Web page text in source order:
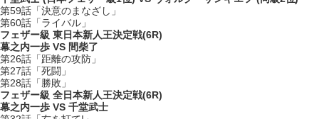
第59話「決意のまなざし」
第60話「ライバル」
フェザー級 東日本新人王決定戦(6R)
幕之内一歩 VS 間柴了
第26話「距離の攻防」
第27話「死闘」
第28話「勝敗」
フェザー級 全日本新人王決定戦(6R)
幕之内一歩 VS 千堂武士